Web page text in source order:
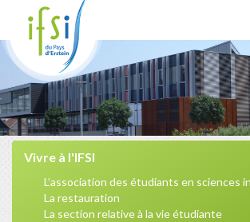
Vivre à l'IFSI
L’association des étudiants en sciences
La restauration
La section relative à la vie étudiante